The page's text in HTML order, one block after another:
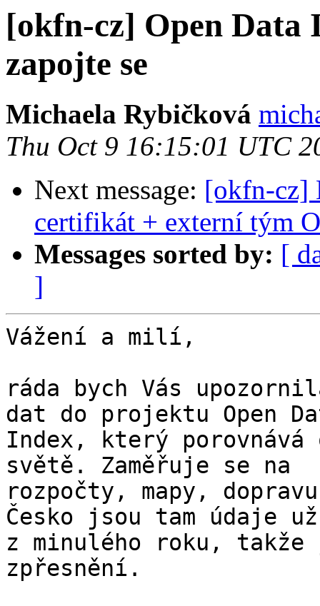
[okfn-cz] Open Data
zapojte se
Michaela Rybičková
Thu Oct 9 16:15:01 UTC
Next message: [okfn-cz]
certifikát + externí tým
Messages sorted by: [
]
Vážení a milí,
ráda bych Vás
dat do projektu Open
Index, který porovnává
světě. Zaměřuje se na
rozpočty, mapy,
Česko jsou tam údaje už
z minulého roku,
zpřesnění.